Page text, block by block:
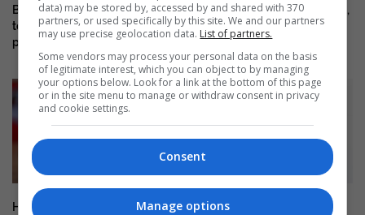
Ballkan? Shqipëria me hendek
të madh, Kosova nuk është
pjesë e studimit
Lejohet kërkimi i kohës shtesë,
por Kurti ka afat deri nesër në
orën 23:59
Hodhi gabimisht në mbeturina
I dyshuar për disa vepra
data) may be stored by, accessed by and shared with 370
partners, or used specifically by this site. We and our partners
may use precise geolocation data. List of partners.
Some vendors may process your personal data on the basis
of legitimate interest, which you can object to by managing
your options below. Look for a link at the bottom of this page
or in the site menu to manage or withdraw consent in privacy
and cookie settings.
Consent
Manage options